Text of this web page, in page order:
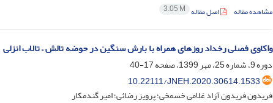
مشاهده مقاله اصل مقاله 3.05 M
واکاوی فصلی رخداد روزهای همراه با بارش سنگین در حوضه تالش – تالاب انزلی
دوره 9، شماره 25، مهر 1399، صفحه
17-40
10.22111/JNEH.2020.30614.1533
فریدون فریدون آزاد غلامی خسمخی؛ پرویز رضائی؛ امیر گندمکار